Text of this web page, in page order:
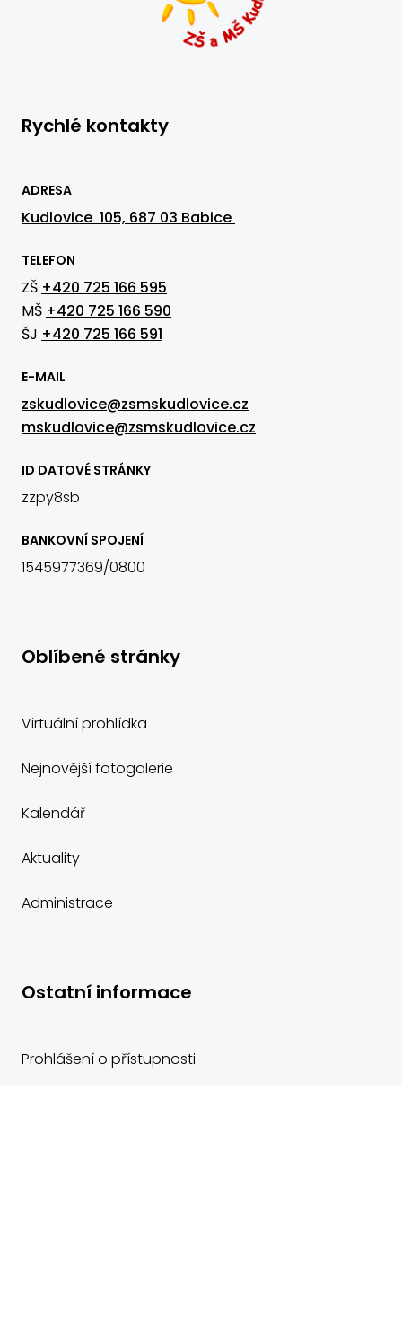
Rychlé kontakty
ADRESA
Kudlovice 105, 687 03 Babice
TELEFON
ZŠ +420 725 166 595
MŠ +420 725 166 590
ŠJ +420 725 166 591
E-MAIL
zskudlovice@zsmskudlovice.cz
mskudlovice@zsmskudlovice.cz
ID DATOVÉ STRÁNKY
zzpy8sb
BANKOVNÍ SPOJENÍ
1545977369/0800
Oblíbené stránky
Virtuální prohlídka
Nejnovější fotogalerie
Kalendář
Aktuality
Administrace
Ostatní informace
Prohlášení o přístupnosti